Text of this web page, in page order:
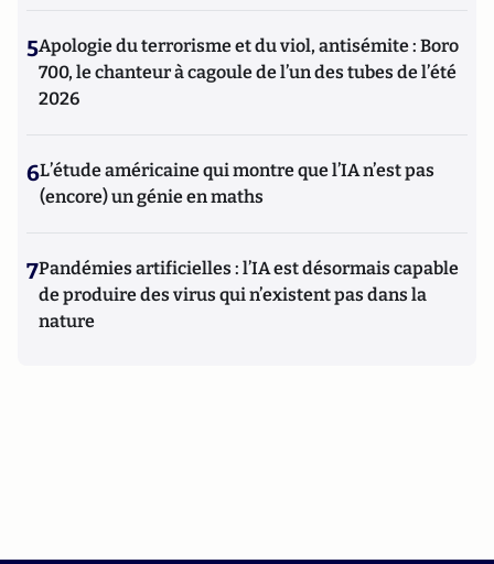
5Apologie du terrorisme et du viol, antisémite : Boro
700, le chanteur à cagoule de l’un des tubes de l’été
2026
6L’étude américaine qui montre que l’IA n’est pas
(encore) un génie en maths
7Pandémies artificielles : l’IA est désormais capable
de produire des virus qui n’existent pas dans la
nature